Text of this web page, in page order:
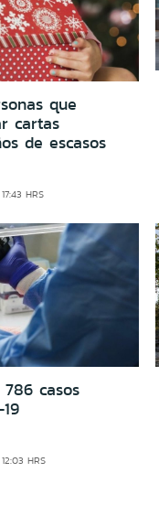
que
cartas
de escasos
HRS
casos
HRS